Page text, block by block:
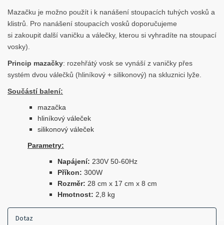
Mazačku je možno použít i k nanášení stoupacích tuhých vosků a
klistrů. Pro nanášení stoupacích vosků doporučujeme
si zakoupit další vaničku a válečky, kterou si vyhradíte na stoupací
vosky).
Princip mazačky: rozehřátý vosk se vynáší z vaničky přes
systém dvou válečků (hliníkový + silikonový) na skluznici lyže.
Součástí balení:
mazačka
hliníkový váleček
silikonový váleček
Parametry:
Napájení: 230V 50-60Hz
Příkon: 300W
Rozměr: 28 cm x 17 cm x 8 cm
Hmotnost: 2,8 kg
Dotaz